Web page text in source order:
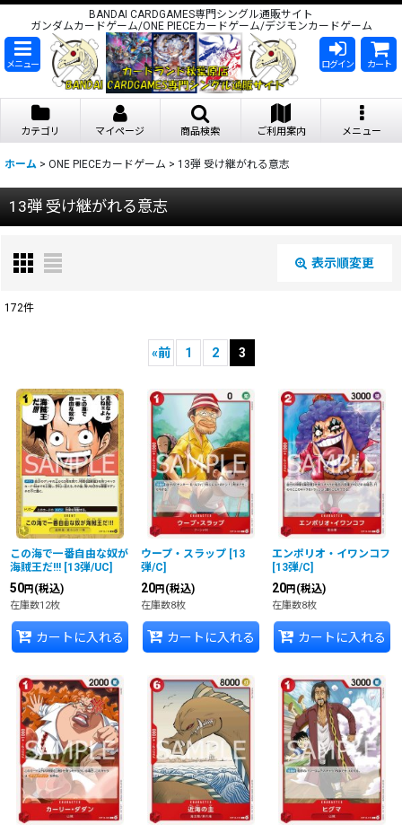
BANDAI CARDGAMES専門シングル通販サイト
ガンダムカードゲーム/ONE PIECEカードゲーム/デジモンカードゲーム
メニュー ログイン カート
カテゴリ マイページ 商品検索 ご利用案内 メニュー
ホーム > ONE PIECEカードゲーム > 13弾 受け継がれる意志
13弾 受け継がれる意志
表示順変更
並び順
絞り込む
172件
«前 1 2 3
この海で一番自由な奴が
海賊王だ!!! [13弾/UC]
50円 (税込)
在庫数12枚
カートに入れる
ウープ・スラップ [13
弾/C]
20円 (税込)
在庫数8枚
カートに入れる
エンポリオ・イワンコフ
[13弾/C]
20円 (税込)
在庫数8枚
カートに入れる